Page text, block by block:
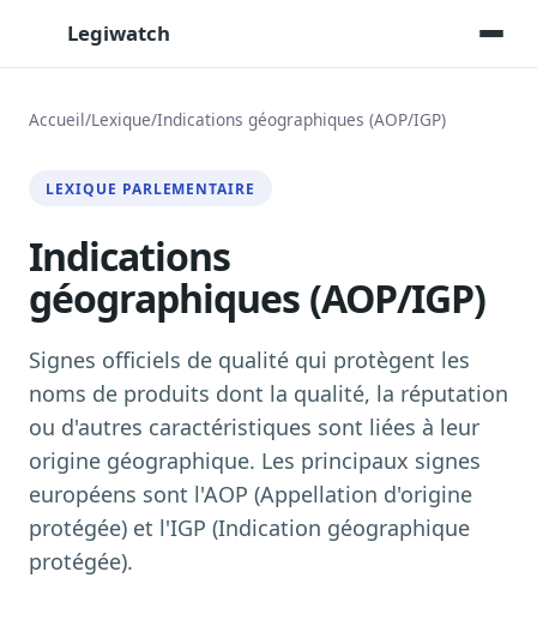
Legiwatch
Posez vos questions, réponses sourcées
Transcriptions IA
Toutes les séances AN/Sénat transcrites
Synthèses IA
Veille des matinales radio
9 interviews politiques, analysées avant 10 h
Alertes personnalisées
Par dossier, personne, mot-clé
Exports & livrables
Notes, briefings, tableaux de bord
Accueil/Lexique/Indications géographiques (AOP/IGP)
LEXIQUE PARLEMENTAIRE
Indications
géographiques (AOP/IGP)
Signes officiels de qualité qui protègent les
noms de produits dont la qualité, la réputation
ou d'autres caractéristiques sont liées à leur
origine géographique. Les principaux signes
européens sont l'AOP (Appellation d'origine
protégée) et l'IGP (Indication géographique
protégée).